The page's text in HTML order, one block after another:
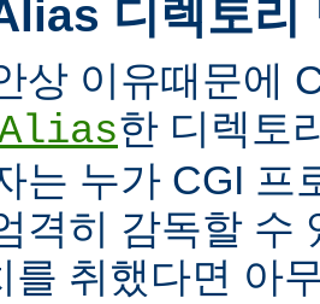
디렉토리
상 이유때문에
한 디렉토
는 누가 CGI 프
격히 감독할 수
를 취했다면 아